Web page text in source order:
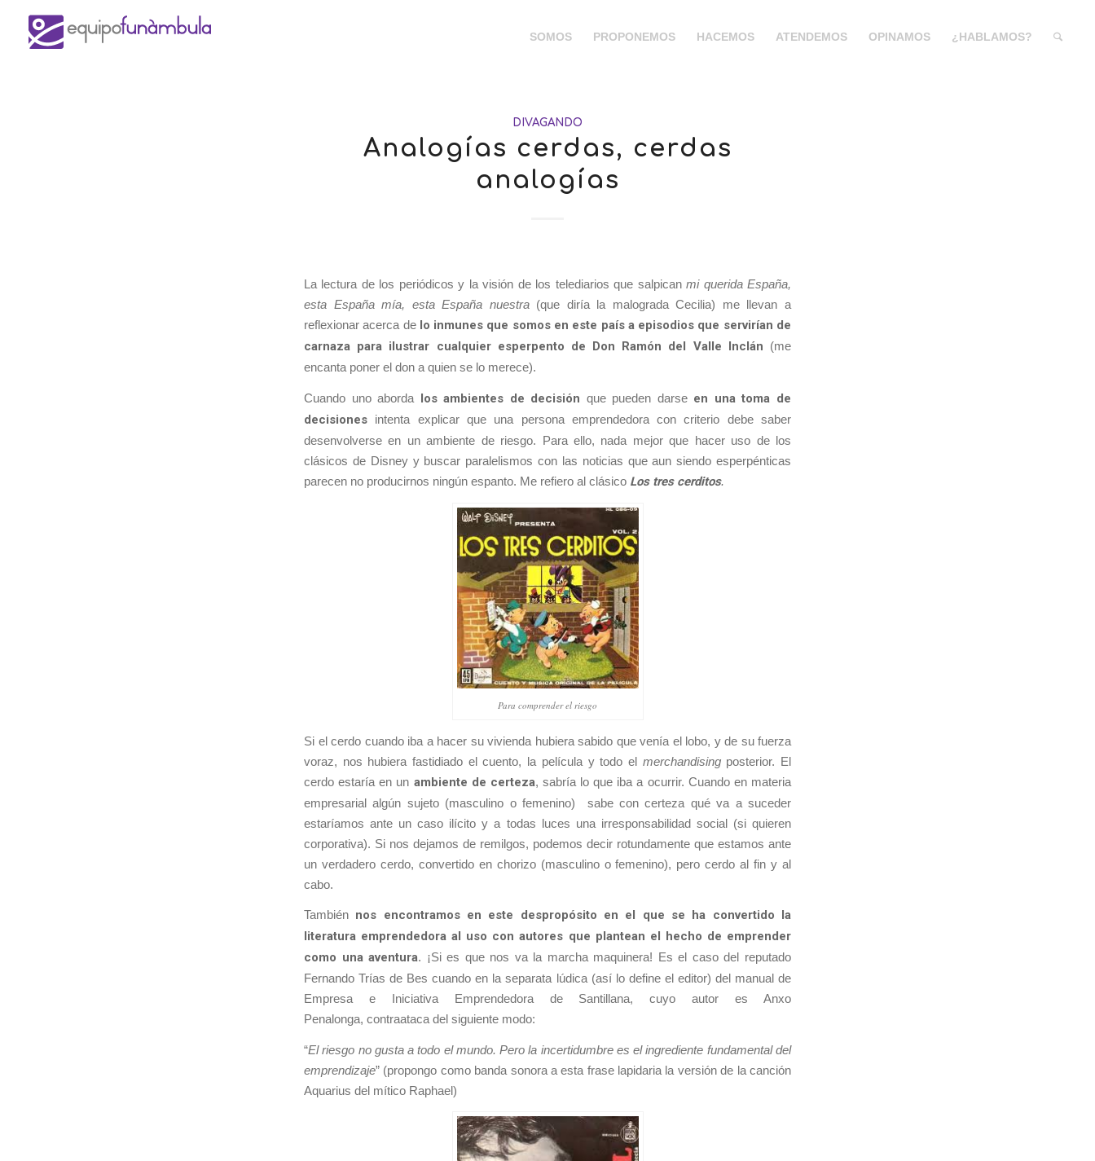
SOMOS PROPONEMOS HACEMOS ATENDEMOS OPINAMOS ¿HABLAMOS?
DIVAGANDO
Analogías cerdas, cerdas
analogías
La lectura de los periódicos y la visión de los telediarios que salpicanmi querida España,
esta España mía, esta España nuestra(que diría la malograda Cecilia) me llevan a
reflexionar acerca de lo inmunes que somos en este país a episodios que servirían de
carnaza para ilustrar cualquier esperpento de Don Ramón del Valle Inclán (me
encanta poner el don a quien se lo merece).
Cuando uno aborda los ambientes de decisión que pueden darse en una toma de
decisiones intenta explicar que una persona emprendedora con criterio debe saber
desenvolverse en un ambiente de riesgo. Para ello, nada mejor que hacer uso de los
clásicos de Disney y buscar paralelismos con las noticias que aun siendo esperpénticas
parecen no producirnos ningún espanto. Me refiero al clásico Los tres cerditos.
Para comprender el riesgo
Si el cerdo cuando iba a hacer su vivienda hubiera sabido que venía el lobo, y de su fuerza
voraz, nos hubiera fastidiado el cuento, la película y todo el merchandisingposterior. El
cerdo estaría en un ambiente de certeza, sabría lo que iba a ocurrir. Cuando en materia
empresarial algún sujeto (masculino o femenino) sabe con certeza qué va a suceder
estaríamos ante un caso ilícito y a todas luces una irresponsabilidad social (si quieren
corporativa). Si nos dejamos de remilgos, podemos decir rotundamente que estamos ante
un verdadero cerdo, convertido en chorizo (masculino o femenino), pero cerdo al fin y al
cabo.
También nos encontramos en este despropósito en el que se ha convertido la
literatura emprendedora al uso con autores que plantean el hecho de emprender
como una aventura. ¡Si es que nos va la marcha maquinera! Es el caso del reputado
Fernando Trías de Bes cuando en la separata lúdica (así lo define el editor) del manual de
Empresa e Iniciativa Emprendedora de Santillana, cuyo autor es Anxo
Penalonga, contraataca del siguiente modo:
“El riesgo no gusta a todo el mundo. Pero la incertidumbre es el ingrediente fundamental del
emprendizaje” (propongo como banda sonora a esta frase lapidaria la versión de la canción
Aquarius del mítico Raphael)